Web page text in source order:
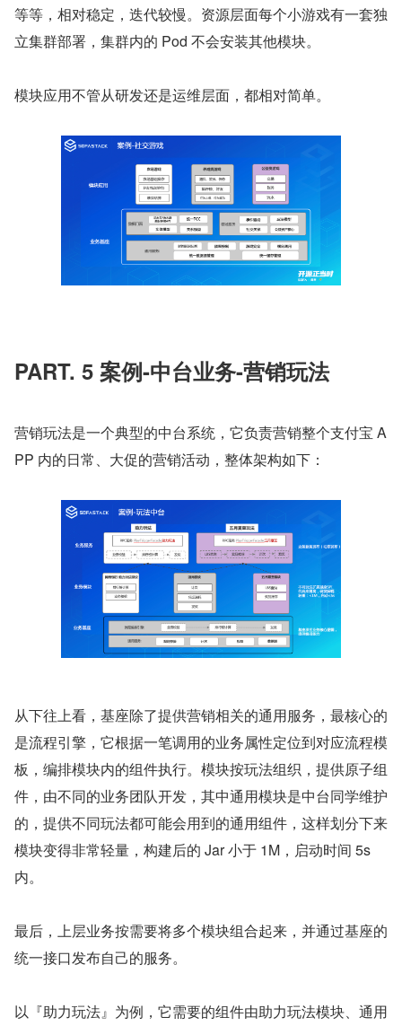
等等，相对稳定，迭代较慢。资源层面每个小游戏有一套独
立集群部署，集群内的 Pod 不会安装其他模块。
模块应用不管从研发还是运维层面，都相对简单。
PART. 5 案例-中台业务-营销玩法
营销玩法是一个典型的中台系统，它负责营销整个支付宝 A
PP 内的日常、大促的营销活动，整体架构如下：
从下往上看，基座除了提供营销相关的通用服务，最核心的
是流程引擎，它根据一笔调用的业务属性定位到对应流程模
板，编排模块内的组件执行。模块按玩法组织，提供原子组
件，由不同的业务团队开发，其中通用模块是中台同学维护
的，提供不同玩法都可能会用到的通用组件，这样划分下来
模块变得非常轻量，构建后的 Jar 小于 1M，启动时间 5s
内。
最后，上层业务按需要将多个模块组合起来，并通过基座的
统一接口发布自己的服务。
以『助力玩法』为例，它需要的组件由助力玩法模块、通用